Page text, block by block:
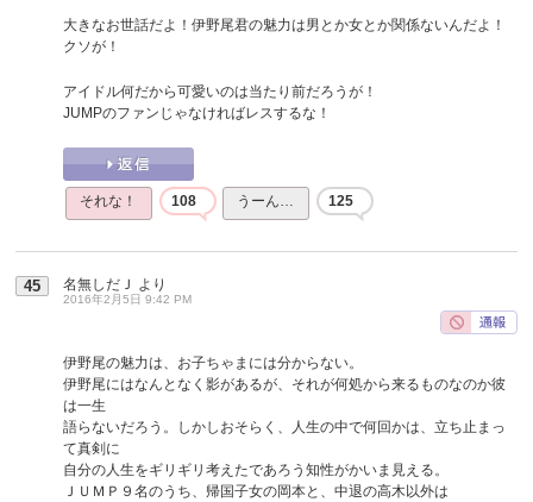
大きなお世話だよ！伊野尾君の魅力は男とか女とか関係ないんだよ！
クソが！
アイドル何だから可愛いのは当たり前だろうが！
JUMPのファンじゃなければレスするな！
それな！ 108 うーん… 125
45 名無しだＪ より
2016年2月5日 9:42 PM
伊野尾の魅力は、お子ちゃまには分からない。
伊野尾にはなんとなく影があるが、それが何処から来るものなのか彼
は一生
語らないだろう。しかしおそらく、人生の中で何回かは、立ち止まっ
て真剣に
自分の人生をギリギリ考えたであろう知性がかいま見える。
ＪＵＭＰ９名のうち、帰国子女の岡本と、中退の高木以外は